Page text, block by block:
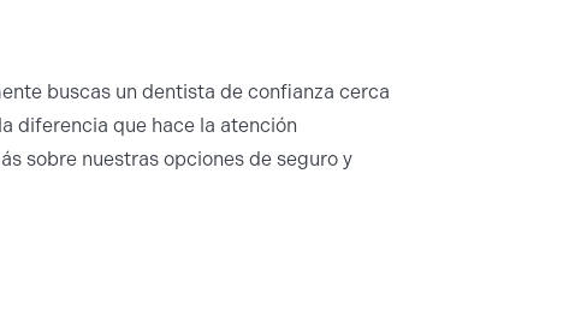
buscas un dentista de confianza cerca
diferencia que hace la atención
sobre nuestras opciones de seguro y